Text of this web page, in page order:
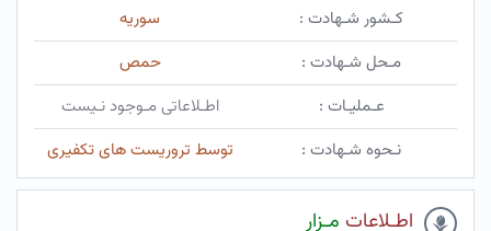
کـشور شـهادت :
سوریه
مـحل شـهادت :
حمص
عـملیـات :
اطـلاعاتی مـوجود نـیست
نـحوه شـهادت :
توسط تروریست های تکفیری
اطـلاعات مـزار